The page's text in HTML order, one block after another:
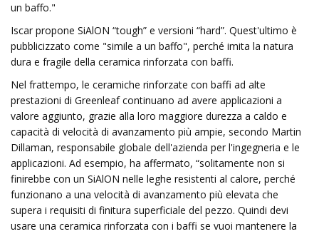
un baffo."
Iscar propone SiAlON “tough” e versioni “hard”. Quest'ultimo è
pubblicizzato come "simile a un baffo", perché imita la natura
dura e fragile della ceramica rinforzata con baffi.
Nel frattempo, le ceramiche rinforzate con baffi ad alte
prestazioni di Greenleaf continuano ad avere applicazioni a
valore aggiunto, grazie alla loro maggiore durezza a caldo e
capacità di velocità di avanzamento più ampie, secondo Martin
Dillaman, responsabile globale dell'azienda per l'ingegneria e le
applicazioni. Ad esempio, ha affermato, “solitamente non si
finirebbe con un SiAlON nelle leghe resistenti al calore, perché
funzionano a una velocità di avanzamento più elevata che
supera i requisiti di finitura superficiale del pezzo. Quindi devi
usare una ceramica rinforzata con i baffi se vuoi mantenere la